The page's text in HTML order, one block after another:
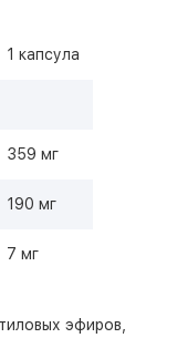
1 капсула
359 мг
190 мг
7 мг
эфиров,